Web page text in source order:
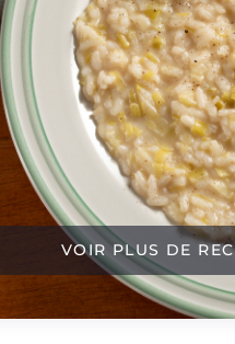
VOIR PLUS DE